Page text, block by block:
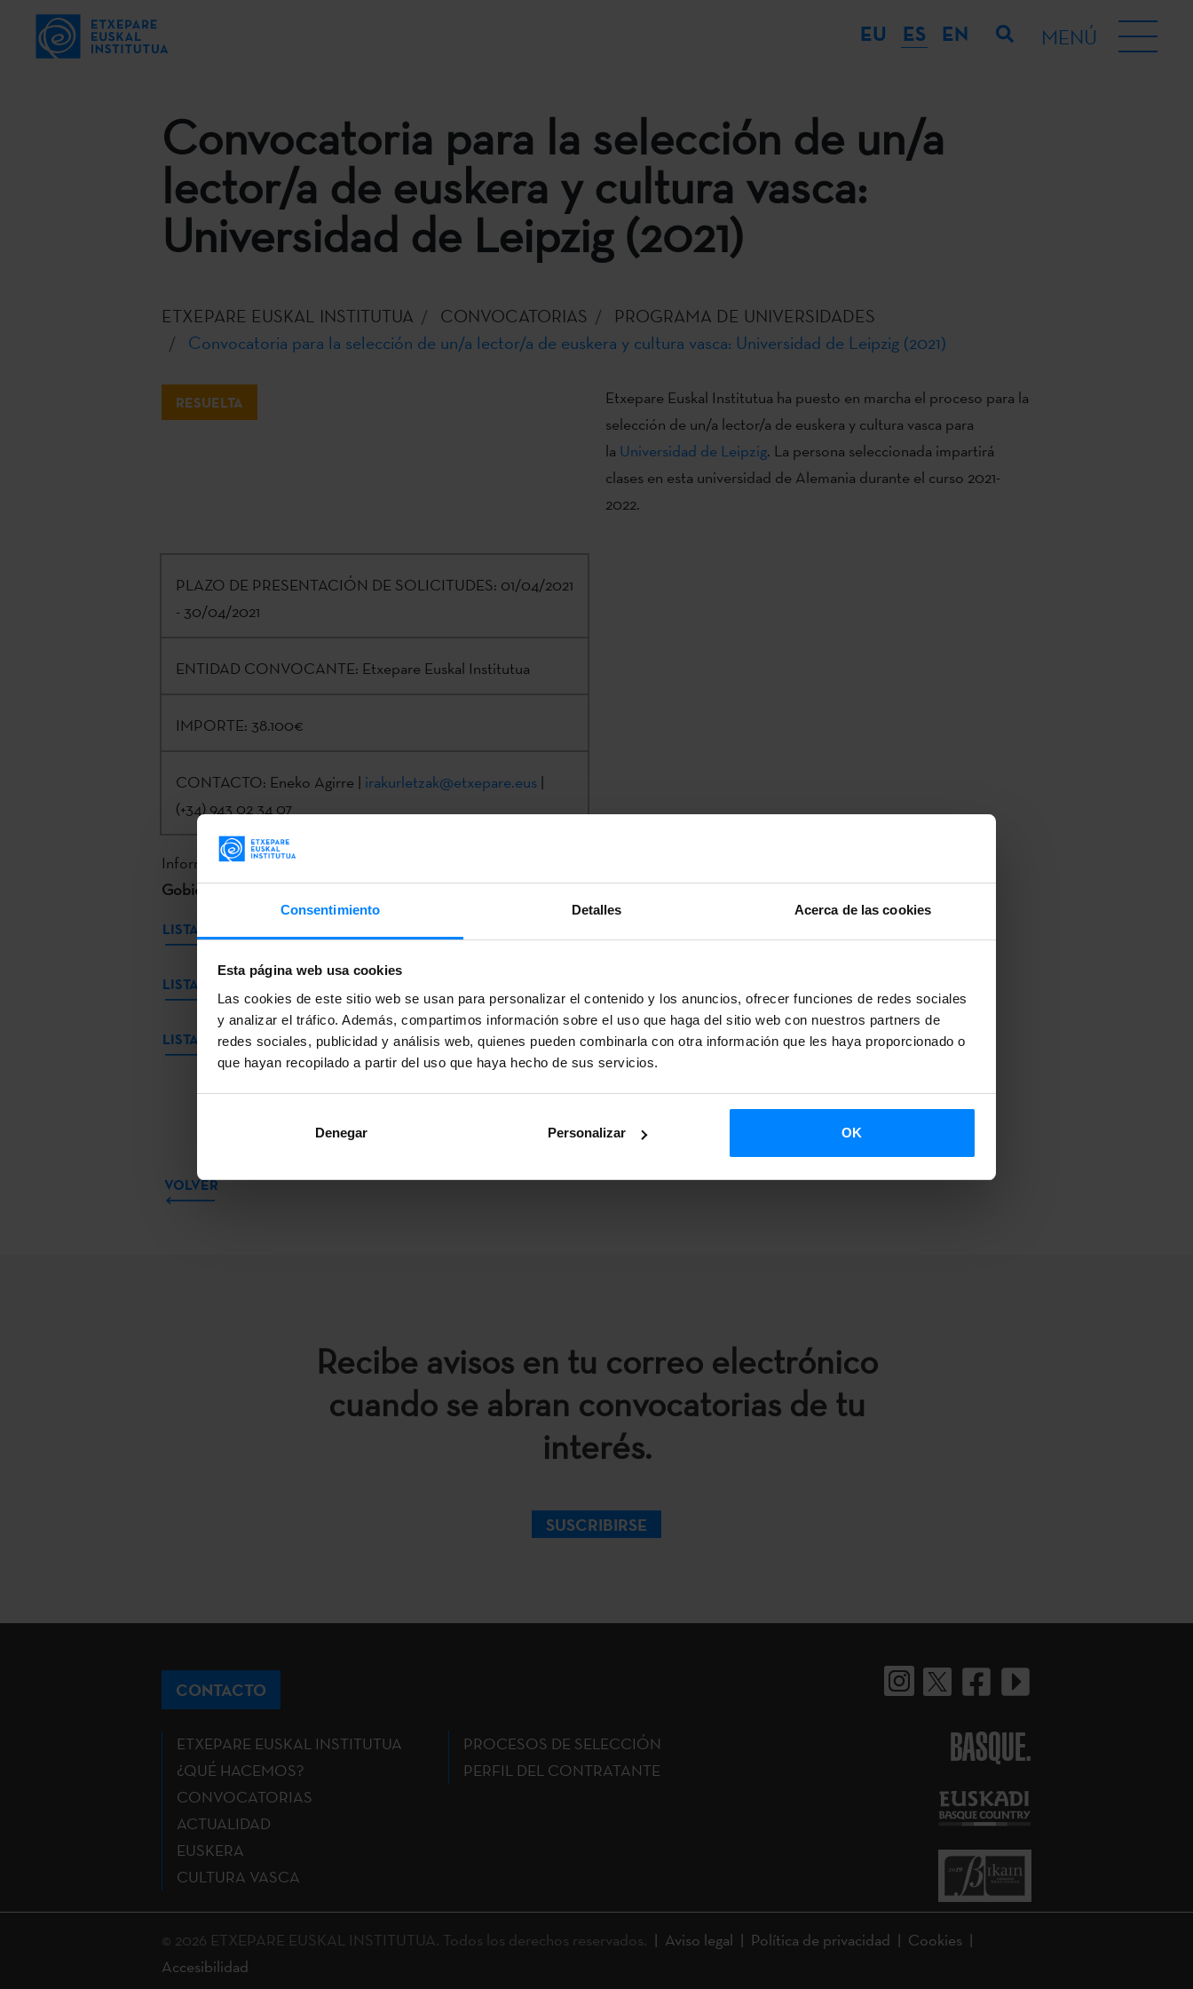
Consentimiento Detalles Acerca de las cookies
Esta página web usa cookies
Las cookies de este sitio web se usan para personalizar el contenido y los anuncios, ofrecer funciones de redes sociales
y analizar el tráfico. Además, compartimos información sobre el uso que haga del sitio web con nuestros partners de
redes sociales, publicidad y análisis web, quienes pueden combinarla con otra información que les haya proporcionado o
que hayan recopilado a partir del uso que haya hecho de sus servicios.
Denegar Personalizar OK
EU ES EN MENÚ
Convocatoria para la selección de un/a
lector/a de euskera y cultura vasca:
Universidad de Leipzig (2021)
ETXEPARE EUSKAL INSTITUTUA CONVOCATORIAS
PROGRAMA DE UNIVERSIDADES
Convocatoria para la selección de un/a lector/a de euskera y cultura vasca: Universidad de Leipzig (2021)
RESUELTA
Etxepare Euskal Institutua ha puesto en marcha el proceso para la
selección de un/a lector/a de euskera y cultura vasca para
la Universidad de Leipzig. La persona seleccionada impartirá
clases en esta universidad de Alemania durante el curso 2021-
2022.
PLAZO DE PRESENTACIÓN DE SOLICITUDES: 01/04/2021
- 30/04/2021
ENTIDAD CONVOCANTE: Etxepare Euskal Institutua
IMPORTE: 38.100€
CONTACTO: Eneko Agirre | irakurletzak@etxepare.eus |
(+34) 943 02 34 07
Informacióncompleta e inscripción en la
Gobierno Vasco.
LISTADO PROVISIONAL DE PERSONAS ADMITIDAS Y EXCLUIDAS
LISTADO DEFINITIVO DE PERSONAS ADMITIDAS Y EXCLUIDAS
LISTADO DE PERSONAS PRESELECCIONADAS QUE SE ENVIARÁ A LA UNIVERSIDAD
VOLVER
Recibe avisos en tu correo electrónico
cuando se abran convocatorias de tu
interés.
SUSCRIBIRSE
CONTACTO
ETXEPARE EUSKAL INSTITUTUA
¿QUÉ HACEMOS?
CONVOCATORIAS
ACTUALIDAD
EUSKERA
CULTURA VASCA
PROCESOS DE SELECCIÓN
PERFIL DEL CONTRATANTE
BASQUE.
© 2026 ETXEPARE EUSKAL INSTITUTUA. Todos los derechos reservados. Aviso legal Política de privacidad
Cookies
Accesibilidad